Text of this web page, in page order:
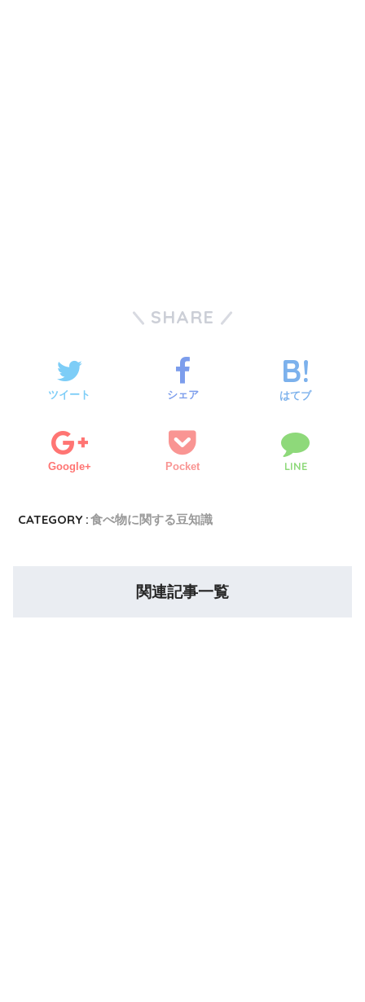
SHARE
ツイート シェア はてブ
Google+ Pocket LINE
CATEGORY :食べ物に関する豆知識
関連記事一覧